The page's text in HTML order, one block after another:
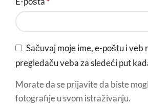
Sačuvaj moje ime, e-poštu i veb
pregledaču veba za sledeći put
Morate da se prijavite da biste
fotografije u svom istraživanju.